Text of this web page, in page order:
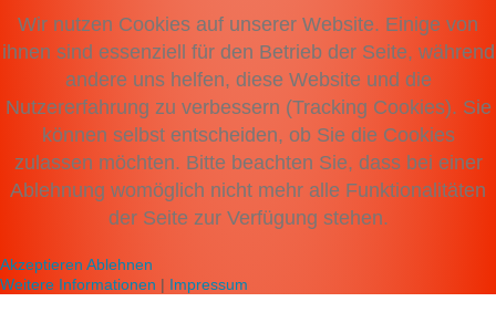
Wir nutzen Cookies auf unserer Website. Einige von
ihnen sind essenziell für den Betrieb der Seite, während
andere uns helfen, diese Website und die
Nutzererfahrung zu verbessern (Tracking Cookies). Sie
können selbst entscheiden, ob Sie die Cookies
zulassen möchten. Bitte beachten Sie, dass bei einer
Ablehnung womöglich nicht mehr alle Funktionalitäten
der Seite zur Verfügung stehen.
Akzeptieren Ablehnen
Weitere Informationen | Impressum